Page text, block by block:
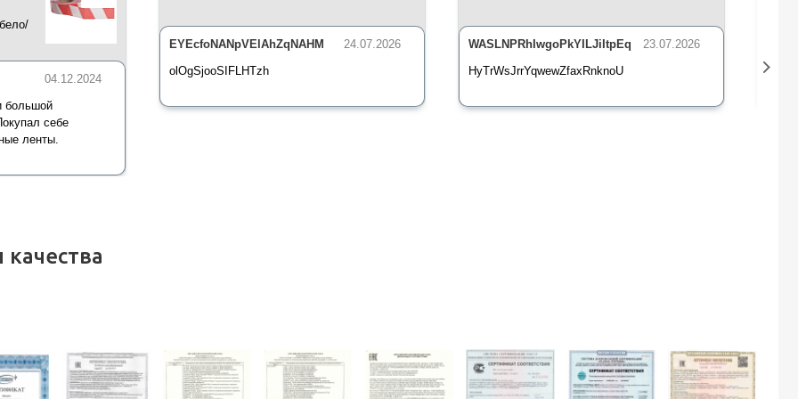
04.12.2024
большой
себе
ленты.
24.07.2026
EYEcfoNANpVElAhZqNAHM
olOgSjooSIFLHTzh
23.07.2026
WASLNPRhIwgoPkYILJiItpEq
HyTrWsJrrYqwewZfaxRnknoU